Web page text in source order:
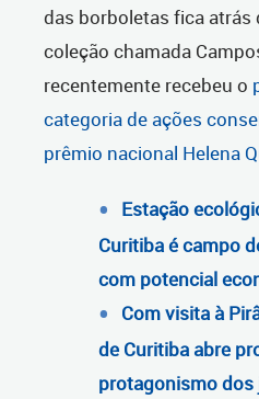
das borboletas fica atrás
coleção chamada
recentemente recebeu o
categoria de ações
prêmio nacional Helena
Estação
Curitiba é campo
com potencial
Com visita à
de Curitiba abre
protagonismo